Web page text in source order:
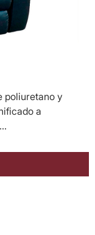
poliuretano y
a